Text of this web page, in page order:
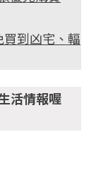
到凶宅、輻
活情報喔